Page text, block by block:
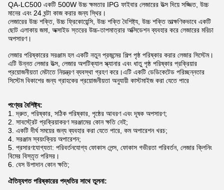
QA-LC500 একটি 500W উচ্চ ক্ষমতার IPG ফাইবার লেজারের উত্স দিয়ে সজ্জিত, উচ্চ
মানের এবং 24 ঘন্টা কাজ করার জন্য স্থির।
লেজারের উচ্চ শক্তি, উচ্চ ফ্রিকোয়েন্সি, উচ্চ শক্তি বৈশিষ্ট্য, উচ্চ শক্তি তাত্ক্ষণিকভাবে একটি
ছোট এলাকায় জমা, অক্সাইড স্তরের উচ্চ-তাপমাত্রার অক্সিডেশন ব্যবহার করে লেজারের মরিচা
অপসারণ।
লেজার পরিষ্কারের সরঞ্জাম হল একটি নতুন প্রজন্মের শিল্প পৃষ্ঠ পরিষ্কার করার লেজার সিস্টেম।
এটি উন্নত লেজার উত্স, লেজার অপটিক্যাল স্ক্যানার এবং ধাতু পৃষ্ঠ পরিষ্কার প্রক্রিয়ার
প্রয়োজনীয়তা মেটাতে নিয়ন্ত্রণ ব্যবস্থা গ্রহণ করে।এটি একটি ডেডিকেটেড পরিচ্ছন্নতার
সিস্টেম বিকাশের জন্য গ্রাহকের প্রয়োজনীয়তা অনুযায়ী কাস্টমাইজ করা যেতে পারে
পণ্যের বৈশিষ্ট্য:
1. দ্রুত, পরিষ্কার, সঠিক পরিষ্কার, পৃষ্ঠের আবরণ এবং দূষক অপসারণ;
2. সাবস্ট্রেট প্রক্রিয়াকরণ সরঞ্জামের কোন ক্ষতি নেই;
3. একটি দীর্ঘ সময়ের জন্য ব্যবহার করা যেতে পারে, কম অপারেশন খরচ;
4. সরঞ্জাম স্বয়ংক্রিয় অপারেশন;
5. প্রসারণযোগ্যতা: পরিবর্তনযোগ্য ফোকাস লেন্স, ফোকাস গভীরতা পরিবর্তন, লেজার ক্লিনিং
বিমের বিস্তৃত পরিসর।
6. বেস উপাদান কোন ক্ষতি;
ঐতিহ্যগত পরিষ্কারের পদ্ধতির সাথে তুলনা: